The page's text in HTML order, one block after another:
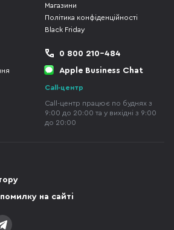
Магазини
Політика конфіденційності
Black Friday
0 800 210-484
Apple Business Chat
Call-центр
Call-центр працює по буднях з
9:00 до 20:00 та у вихідні з 9:00
до 20:00
на сайті